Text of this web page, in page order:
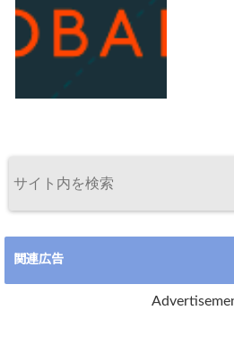
関連広告